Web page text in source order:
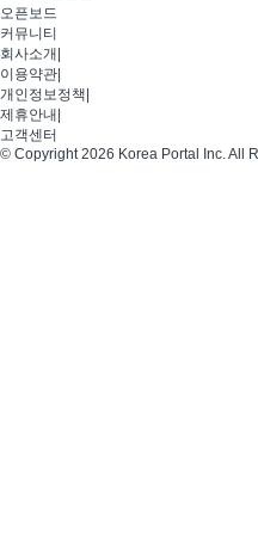
오픈보드
커뮤니티
회사소개
이용약관
개인정보정책
제휴안내
고객센터
© Copyright 2026 Korea Portal Inc. All